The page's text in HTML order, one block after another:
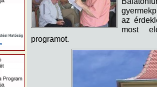
az
most
programot.